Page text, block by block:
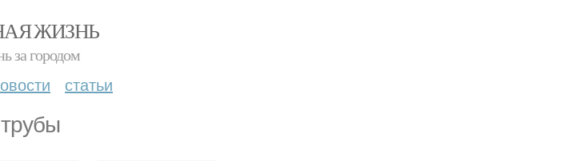
ЖИЗНЬ
за городом
статьи